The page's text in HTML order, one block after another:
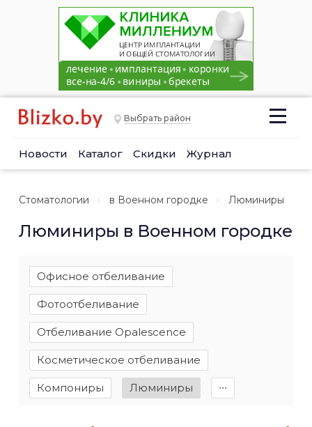
Выбрать район
Новости Каталог Скидки Журнал
Стоматологии в Военном городке Люминиры
Люминиры в Военном городке
Офисное отбеливание
Фотоотбеливание
Отбеливание Opalescence
Косметическое отбеливание
Компониры Люминиры ∙∙∙